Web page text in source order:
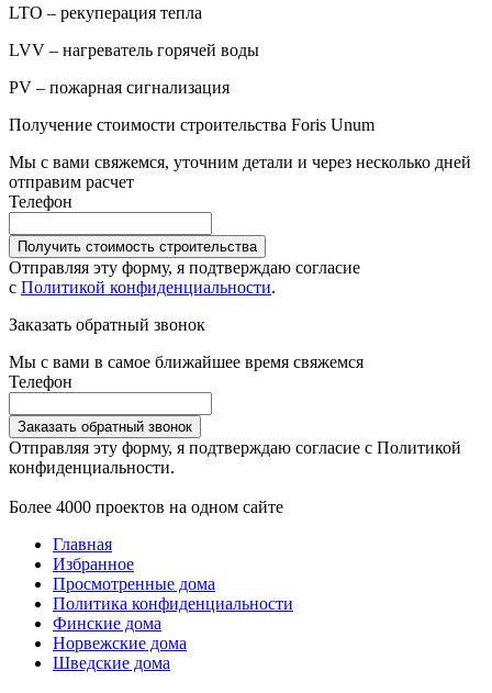
LTO – рекуперация тепла
LVV – нагреватель горячей воды
PV – пожарная сигнализация
Получение стоимости строительства Foris Unum
Мы с вами свяжемся, уточним детали и через несколько дней
отправим расчет
Телефон
Получить стоимость строительства
Отправляя эту форму, я подтверждаю согласие
с Политикой конфиденциальности.
Заказать обратный звонок
Мы с вами в самое ближайшее время свяжемся
Телефон
Заказать обратный звонок
Отправляя эту форму, я подтверждаю согласие с Политикой
конфиденциальности.
Более 4000 проектов на одном сайте
Главная
Избранное
Просмотренные дома
Политика конфиденциальности
Финские дома
Норвежские дома
Шведские дома